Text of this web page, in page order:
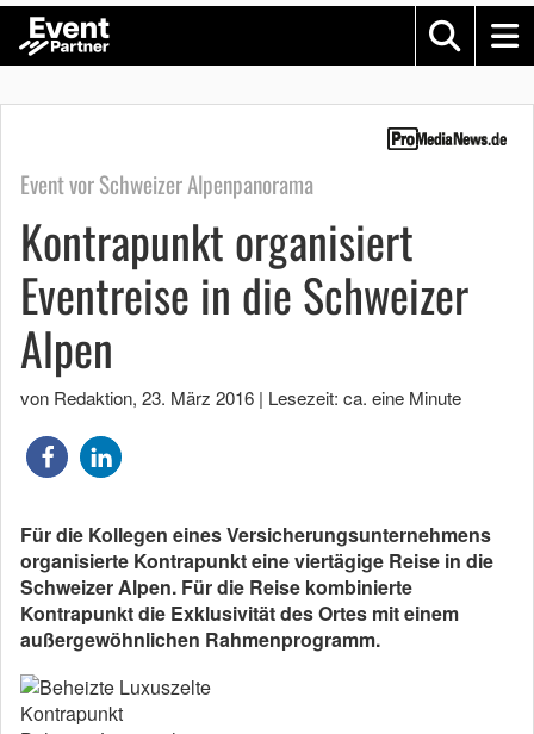
Event vor Schweizer Alpenpanorama
Kontrapunkt organisiert
Eventreise in die Schweizer
Alpen
von Redaktion, 23. März 2016 | Lesezeit: ca. eine Minute
Für die Kollegen eines Versicherungsunternehmens
organisierte Kontrapunkt eine viertägige Reise in die
Schweizer Alpen. Für die Reise kombinierte
Kontrapunkt die Exklusivität des Ortes mit einem
außergewöhnlichen Rahmenprogramm.
Kontrapunkt